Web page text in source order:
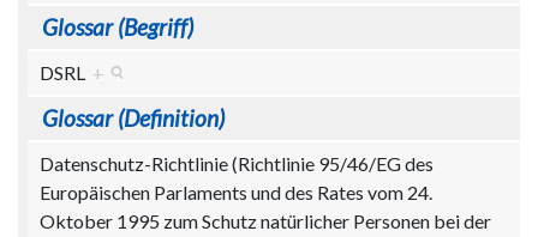
Glossar (Begriff)
DSRL +
Glossar (Definition)
Datenschutz-Richtlinie (Richtlinie 95/46/EG des
Europäischen Parlaments und des Rates vom 24.
Oktober 1995 zum Schutz natürlicher Personen bei der